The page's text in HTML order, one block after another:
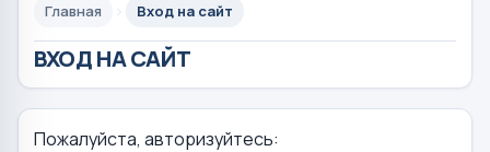
Главная Вход на сайт
ВХОД НА САЙТ
Пожалуйста, авторизуйтесь: